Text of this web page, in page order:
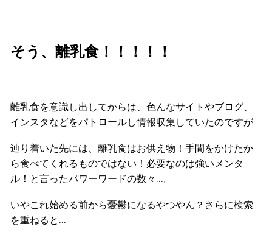
そう、離乳食！！！！！
離乳食を意識し出してからは、色んなサイトやブログ、
インスタなどをパトロールし情報収集していたのですが
辿り着いた先には、離乳食はお供え物！手間をかけたか
ら食べてくれるものではない！必要なのは強いメンタ
ル！と言ったパワーワードの数々…。
いやこれ始める前から憂鬱になるやつやん？さらに検索
を重ねると…